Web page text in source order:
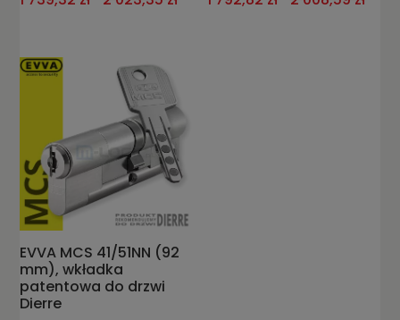
EVVA MCS 41/51NN (92
mm), wkładka
patentowa do drzwi
Dierre